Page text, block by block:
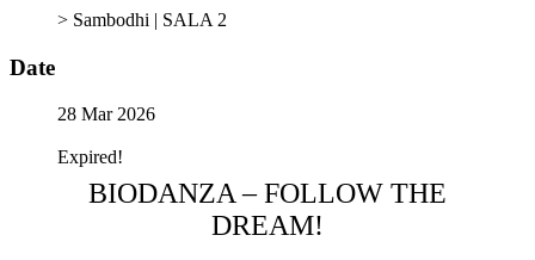
> Sambodhi | SALA 2
Date
28 Mar 2026
Expired!
BIODANZA – FOLLOW THE
DREAM!